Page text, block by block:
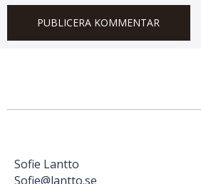
Sofie Lantto
Sofie@lantto.se